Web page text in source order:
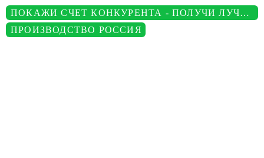
ПОКАЖИ СЧЕТ КОНКУРЕНТА - ПОЛУЧИ ЛУЧШУЮ ЦЕНУ
ПРОИЗВОДСТВО РОССИЯ